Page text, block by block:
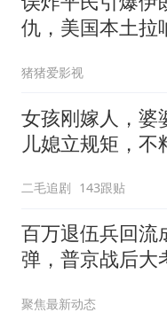
仇，美国本土拉
猪猪爱影视
女孩刚嫁人，婆
儿媳立规矩，不
二毛追剧 143跟贴
百万退伍兵回流
弹，普京战后大
聚焦最新动态